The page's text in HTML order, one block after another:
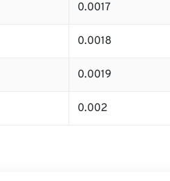
0.0017
0.0018
0.0019
0.002